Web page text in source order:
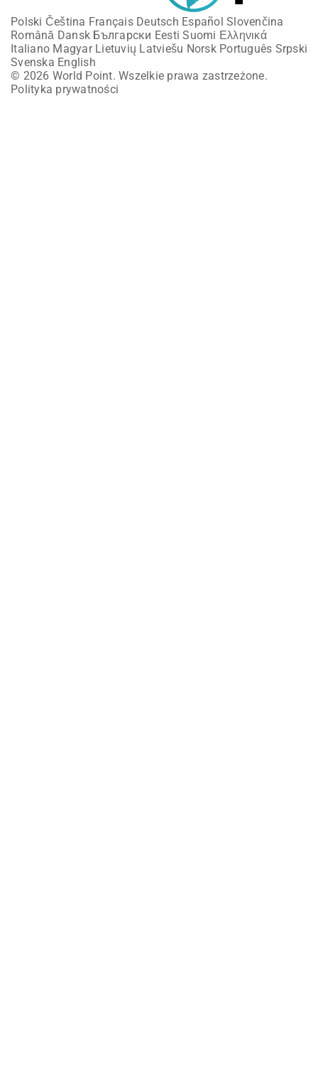
Polski Čeština Français Deutsch Español Slovenčina
Română Dansk Български Eesti Suomi Ελληνικά
Italiano Magyar Lietuvių Latviešu Norsk Português Srpski
Svenska English
© 2026 World Point. Wszelkie prawa zastrzeżone.
Polityka prywatności